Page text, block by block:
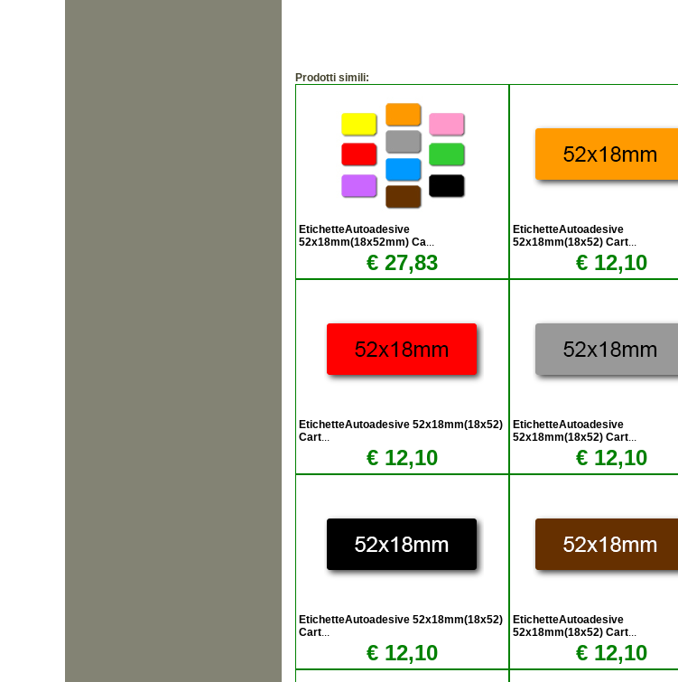
Prodotti simili:
EtichetteAutoadesive
52x18mm(18x52mm) Ca...
€ 27,83
EtichetteAutoadesive
52x18mm(18x52) Cart...
€ 12,10
EtichetteAutoadesive 52x18mm(18x52)
Cart...
€ 12,10
EtichetteAutoadesive
52x18mm(18x52) Cart...
€ 12,10
EtichetteAutoadesive 52x18mm(18x52)
Cart...
€ 12,10
EtichetteAutoadesive
52x18mm(18x52) Cart...
€ 12,10